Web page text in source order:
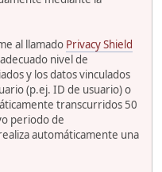
al llamado Privacy Shield
nivel de
y los datos vinculados
(p.ej. ID de usuario) o
transcurridos 50
periodo de
automáticamente una